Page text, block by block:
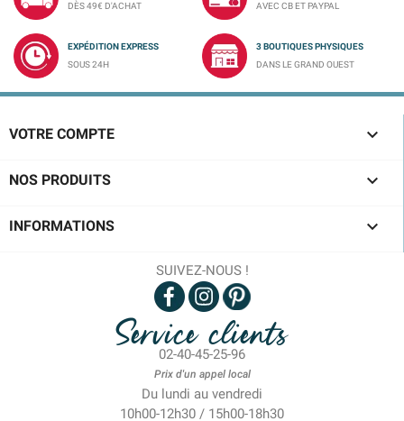
DÈS 49€ D'ACHAT
AVEC CB ET PAYPAL
EXPÉDITION EXPRESS
SOUS 24H
3 BOUTIQUES PHYSIQUES
DANS LE GRAND OUEST
VOTRE COMPTE 
NOS PRODUITS 
INFORMATIONS 
SUIVEZ-NOUS !
Service clients
02-40-45-25-96
Prix d'un appel local
Du lundi au vendredi
10h00-12h30 / 15h00-18h30